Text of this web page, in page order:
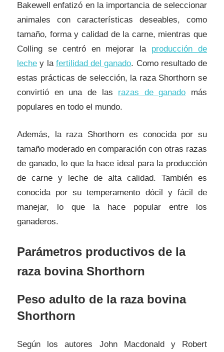
Bakewell enfatizó en la importancia de seleccionar
animales con características deseables, como
tamaño, forma y calidad de la carne, mientras que
Colling se centró en mejorar la producción de
leche y la fertilidad del ganado. Como resultado de
estas prácticas de selección, la raza Shorthorn se
convirtió en una de las razas de ganado más
populares en todo el mundo.
Además, la raza Shorthorn es conocida por su
tamaño moderado en comparación con otras razas
de ganado, lo que la hace ideal para la producción
de carne y leche de alta calidad. También es
conocida por su temperamento dócil y fácil de
manejar, lo que la hace popular entre los
ganaderos.
Parámetros productivos de la
raza bovina Shorthorn
Peso adulto de la raza bovina
Shorthorn
Según los autores John Macdonald y Robert